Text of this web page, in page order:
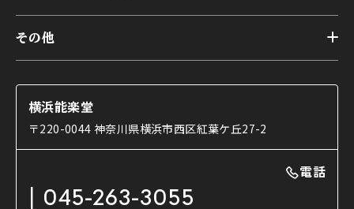
本舞台座席
交通アクセス
第二舞台
研修室
楽屋
ご利用の流れ
利用料金表
能舞台と演じ手
使用する道具
能・狂言の曲目説明
日本の古典芸能
その他
コラム
OTABISHO
チケット購入方法
横浜能楽堂
〒220-0044 神奈川県横浜市西区紅葉ケ丘27-2
電話
045-263-3055